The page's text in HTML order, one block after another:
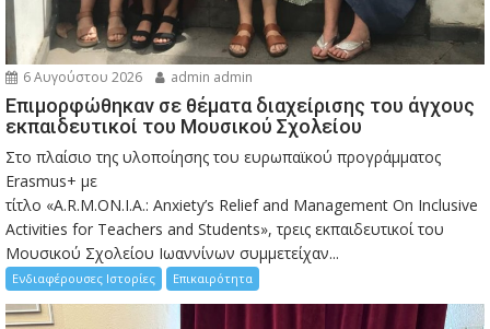
6 Αυγούστου 2026 admin admin
Eπιμορφώθηκαν σε θέματα διαχείρισης του άγχους
εκπαιδευτικοί του Μουσικού Σχολείου
Στο πλαίσιο της υλοποίησης του ευρωπαϊκού προγράμματος
Erasmus+ με
τίτλο «A.R.M.ON.I.A.: Anxiety’s Relief and Management On Inclusive
Activities for Teachers and Students», τρεις εκπαιδευτικοί του
Μουσικού Σχολείου Ιωαννίνων συμμετείχαν...
Ενδιαφέρουσες Ιστορίες Επικαιρότητα